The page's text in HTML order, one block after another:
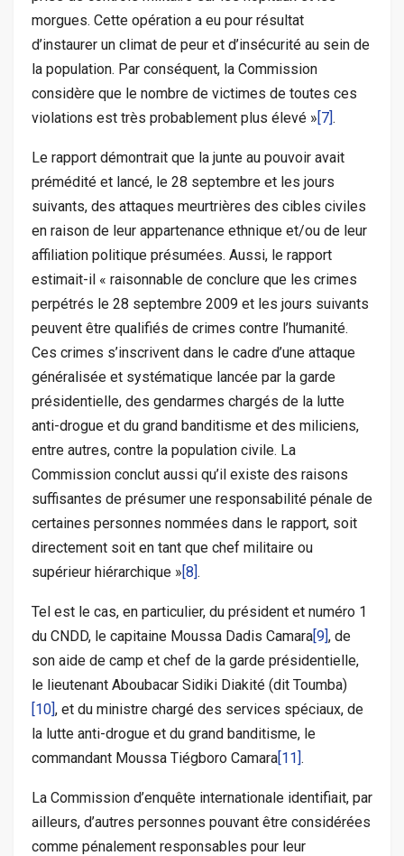
morgues. Cette opération a eu pour résultat
d’instaurer un climat de peur et d’insécurité au sein de
la population. Par conséquent, la Commission
considère que le nombre de victimes de toutes ces
violations est très probablement plus élevé »[7].
Le rapport démontrait que la junte au pouvoir avait
prémédité et lancé, le 28 septembre et les jours
suivants, des attaques meurtrières des cibles civiles
en raison de leur appartenance ethnique et/ou de leur
affiliation politique présumées. Aussi, le rapport
estimait-il « raisonnable de conclure que les crimes
perpétrés le 28 septembre 2009 et les jours suivants
peuvent être qualifiés de crimes contre l’humanité.
Ces crimes s’inscrivent dans le cadre d’une attaque
généralisée et systématique lancée par la garde
présidentielle, des gendarmes chargés de la lutte
anti-drogue et du grand banditisme et des miliciens,
entre autres, contre la population civile. La
Commission conclut aussi qu’il existe des raisons
suffisantes de présumer une responsabilité pénale de
certaines personnes nommées dans le rapport, soit
directement soit en tant que chef militaire ou
supérieur hiérarchique »[8].
Tel est le cas, en particulier, du président et numéro 1
du CNDD, le capitaine Moussa Dadis Camara[9], de
son aide de camp et chef de la garde présidentielle,
le lieutenant Aboubacar Sidiki Diakité (dit Toumba)
[10], et du ministre chargé des services spéciaux, de
la lutte anti-drogue et du grand banditisme, le
commandant Moussa Tiégboro Camara[11].
La Commission d’enquête internationale identifiait, par
ailleurs, d’autres personnes pouvant être considérées
comme pénalement responsables pour leur